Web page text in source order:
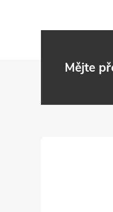
Mějte